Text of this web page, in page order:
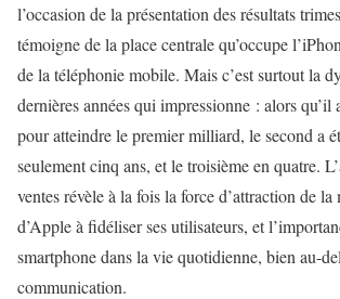
l’occasion de la présentation des résultats
témoigne de la place centrale qu’occupe
de la téléphonie mobile. Mais c’est surtout la
dernières années qui impressionne : alors
pour atteindre le premier milliard, le second a
seulement cinq ans, et le troisième en quatre.
ventes révèle à la fois la force d’attraction de
d’Apple à fidéliser ses utilisateurs, et
smartphone dans la vie quotidienne, bien au-
communication.